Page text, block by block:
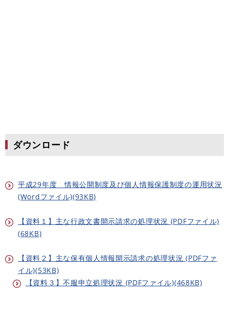
ダウンロード
平成29年度 情報公開制度及び個人情報保護制度の運用状況
(Wordファイル)(93KB)
【資料１】主な行政文書開示請求の処理状況 (PDFファイル)
(68KB)
【資料２】主な保有個人情報開示請求の処理状況 (PDFファ
イル)(53KB)
【資料３】不服申立処理状況 (PDFファイル)(468KB)